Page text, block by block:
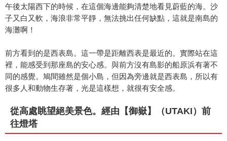
午後太陽西下的時候，在這個海邊能夠清楚地看見蔚藍的海。沙
子又白又軟，海浪非常平靜，無法挑出任何缺點，這就是南島的
海灘啊！
前方看到的是西表島。這一帶是距離西表是最近的。實際站在這
裡，能感受到那座島的安心感。與前方沒有島影的船原浜有著不
同的感覺。鳩間雖然是個小島，但因為旁邊就是西表島，所以有
很多人和動物生存著，光是這樣想，就很有安全感。
從高處眺望絕美景色。經由【御嶽】（UTAKI）前
往燈塔